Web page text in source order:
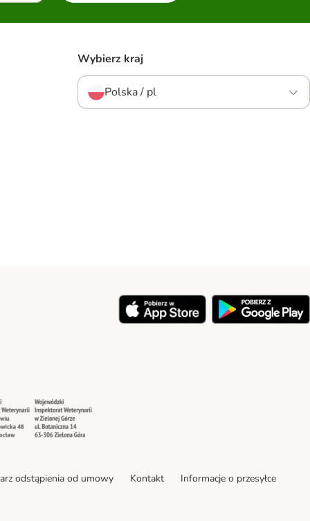
Wybierz kraj
Polska / pl
Security
odstąpienia od umowy Kontakt
Informacje o przesyłce